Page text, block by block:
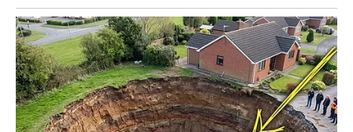
Pravni savjetnici mogu vam pomoći da pravilno sastavite
oporuku, izradite planove za povjerljive račune i
upravljanje imovinom. Oni takođe mogu pružiti savjete o
porezima i načinima kako minimalizirati porezne obaveze
za vaše nasljednike.U konačnici, angažovanjem